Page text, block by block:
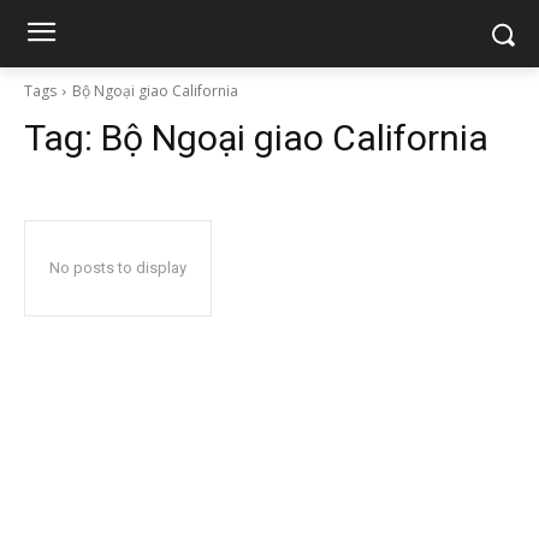
Tags Bộ Ngoại giao California
Tag: Bộ Ngoại giao California
No posts to display